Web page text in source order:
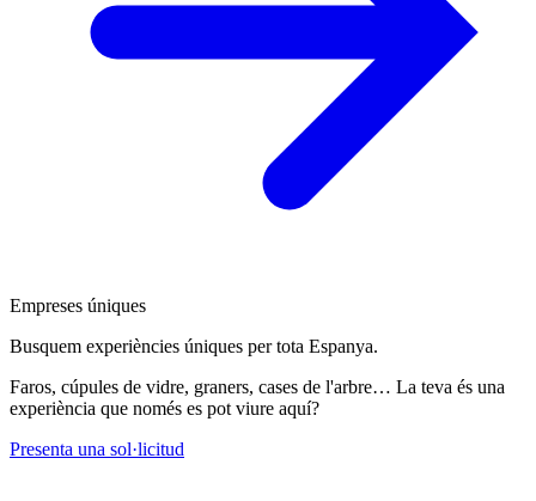
Empreses úniques
Busquem experiències úniques per tota Espanya.
Faros, cúpules de vidre, graners, cases de l'arbre… La teva és una
experiència que només es pot viure aquí?
Presenta una sol·licitud